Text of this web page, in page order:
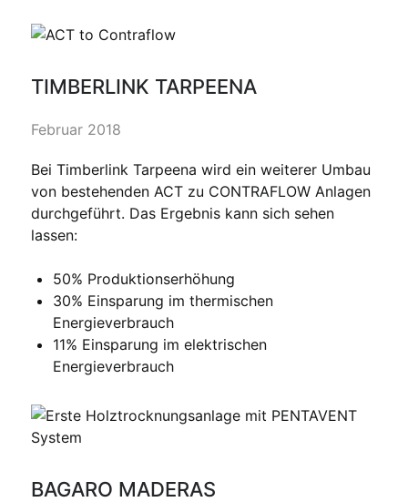
TIMBERLINK TARPEENA
Februar 2018
Bei Timberlink Tarpeena wird ein weiterer Umbau
von bestehenden ACT zu CONTRAFLOW Anlagen
durchgeführt. Das Ergebnis kann sich sehen
lassen:
50% Produktionserhöhung
30% Einsparung im thermischen
Energieverbrauch
11% Einsparung im elektrischen
Energieverbrauch
BAGARO MADERAS